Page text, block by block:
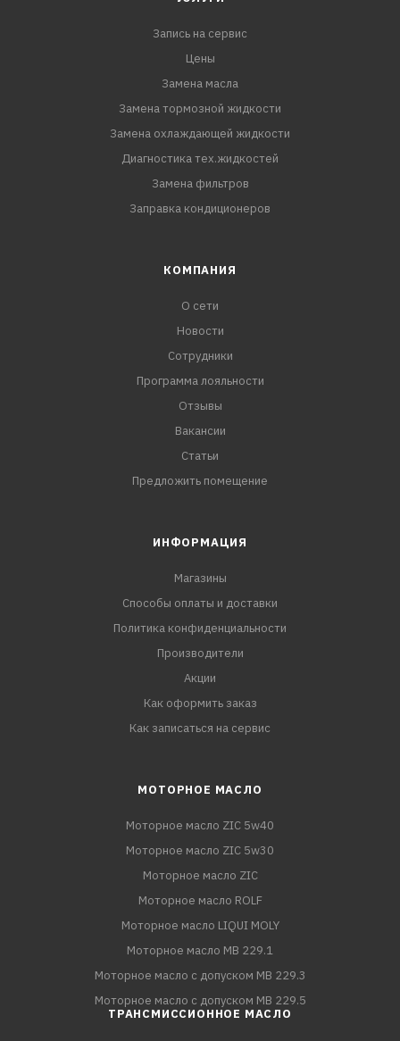
Запись на сервис
Цены
Замена масла
Замена тормозной жидкости
Замена охлаждающей жидкости
Диагностика тех.жидкостей
Замена фильтров
Заправка кондиционеров
КОМПАНИЯ
О сети
Новости
Сотрудники
Программа лояльности
Отзывы
Вакансии
Статьи
Предложить помещение
ИНФОРМАЦИЯ
Магазины
Способы оплаты и доставки
Политика конфиденциальности
Производители
Акции
Как оформить заказ
Как записаться на сервис
МОТОРНОЕ МАСЛО
Моторное масло ZIC 5w40
Моторное масло ZIC 5w30
Моторное масло ZIC
Моторное масло ROLF
Моторное масло LIQUI MOLY
Моторное масло MB 229.1
Моторное масло с допуском MB 229.3
Моторное масло с допуском MB 229.5
ТРАНСМИССИОННОЕ МАСЛО